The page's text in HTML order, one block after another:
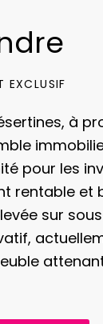
EXCLUSIF
à
pour les
rentable et
sur
(300€/mois/